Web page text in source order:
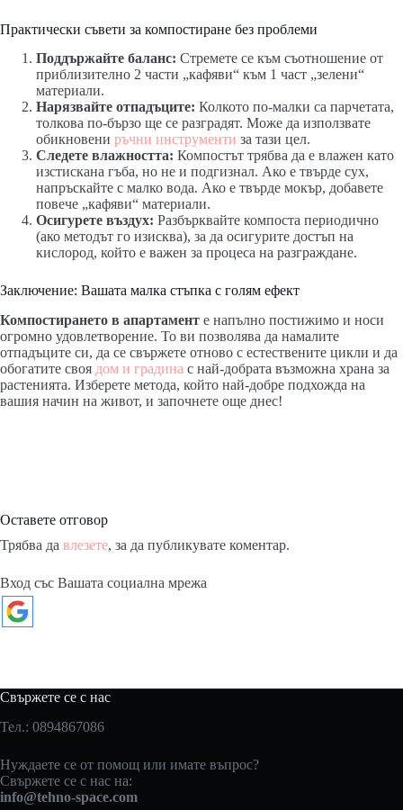
Практически съвети за компостиране без проблеми
Поддържайте баланс: Стремете се към съотношение от
приблизително 2 части „кафяви“ към 1 част „зелени“
материали.
Нарязвайте отпадъците: Колкото по-малки са парчетата,
толкова по-бързо ще се разградят. Може да използвате
обикновени ръчни инструменти за тази цел.
Следете влажността: Компостът трябва да е влажен като
изстискана гъба, но не и подгизнал. Ако е твърде сух,
напръскайте с малко вода. Ако е твърде мокър, добавете
повече „кафяви“ материали.
Осигурете въздух: Разбърквайте компоста периодично
(ако методът го изисква), за да осигурите достъп на
кислород, който е важен за процеса на разграждане.
Заключение: Вашата малка стъпка с голям ефект
Компостирането в апартамент е напълно постижимо и носи
огромно удовлетворение. То ви позволява да намалите
отпадъците си, да се свържете отново с естествените цикли и да
обогатите своя дом и градина с най-добрата възможна храна за
растенията. Изберете метода, който най-добре подхожда на
вашия начин на живот, и започнете още днес!
Оставете отговор
Трябва да влезете, за да публикувате коментар.
Вход със Вашата социална мрежа
Свържете се с нас
Тел.: 0894867086
Нуждаете се от помощ или имате въпрос?
Свържете се с нас на:
info@tehno-space.com